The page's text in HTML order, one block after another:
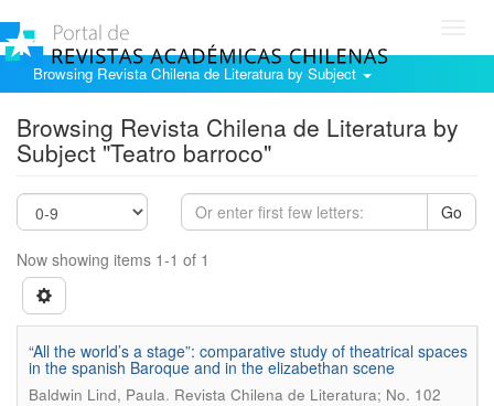
Browsing Revista Chilena de Literatura by Subject
Browsing Revista Chilena de Literatura by
Subject "Teatro barroco"
Go
Now showing items 1-1 of 1
“All the world’s a stage”: comparative study of theatrical spaces
in the spanish Baroque and in the elizabethan scene
Baldwin Lind, Paula. Revista Chilena de Literatura; No. 102